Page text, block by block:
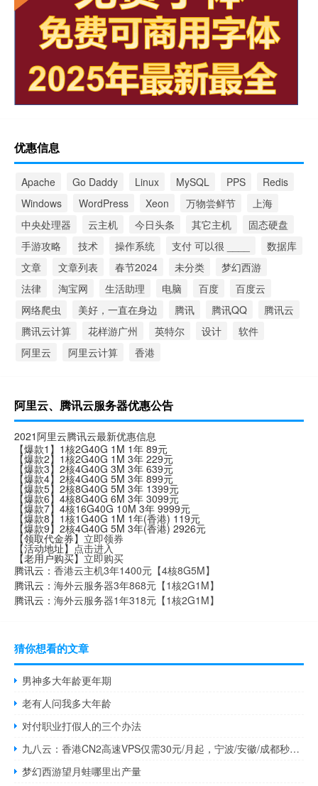
优惠信息
Apache Go Daddy Linux MySQL PPS
Redis
Windows
WordPress Xeon 万物尝鲜节
上海
中央处理器
云主机 今日头条 其它主机
固态硬盘
手游攻略
技术 操作系统 支付 可以很 ____
数据库
文章
文章列表 春节2024 未分类
梦幻西游
法律
淘宝网 生活助理 电脑 百度
百度云
网络爬虫
美好，一直在身边 腾讯 腾讯QQ
腾讯云
腾讯云计算
花样游广州 英特尔 设计
软件
阿里云
阿里云计算 香港
阿里云、腾讯云服务器优惠公告
2021阿里云腾讯云最新优惠信息
【爆款1】1核2G40G 1M 1年 89元
【爆款2】1核2G40G 1M 3年 229元
【爆款3】2核4G40G 3M 3年 639元
【爆款4】2核4G40G 5M 3年 899元
【爆款5】2核8G40G 5M 3年 1399元
【爆款6】4核8G40G 6M 3年 3099元
【爆款7】4核16G40G 10M 3年 9999元
【爆款8】1核1G40G 1M 1年(香港) 119元
【爆款9】2核4G40G 5M 3年(香港) 2926元
【领取代金券】 立即领券
【活动地址】 点击进入
【老用户购买】立即购买
腾讯云： 香港云主机3年1400元【4核8G5M】
腾讯云： 海外云服务器3年868元【1核2G1M】
腾讯云： 海外云服务器1年318元【1核2G1M】
猜你想看的文章
男神多大年龄更年期
老有人问我多大年龄
对付职业打假人的三个办法
九八云：香港CN2高速VPS仅需30元/月起，宁波/安徽/成都秒解高防云低至109元起
梦幻西游望月蛙哪里出产量